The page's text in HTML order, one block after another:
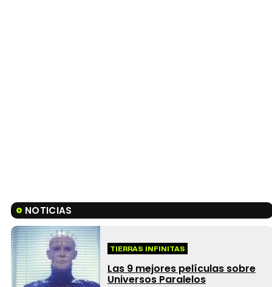
NOTICIAS
TIERRAS INFINITAS
Las 9 mejores películas sobre
Universos Paralelos